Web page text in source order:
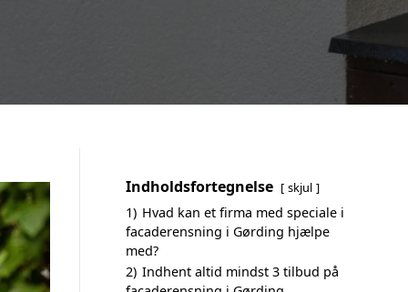
Indholdsfortegnelse skjul
1) Hvad kan et firma med speciale i
facaderensning i Gørding hjælpe
med?
2) Indhent altid mindst 3 tilbud på